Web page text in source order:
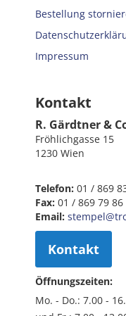
Bestellung
Impressum
Kontakt
R. Gärdtner &
Fröhlichgasse 15
1230 Wien
Telefon: 01 / 869
Fax: 01 / 869 79 86
Email:
Kontakt
Öffnungszeiten:
Mo. - Do.: 7.00 -